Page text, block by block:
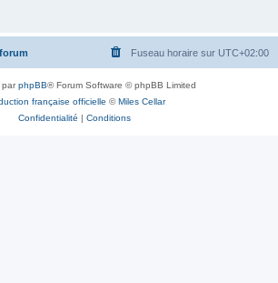
Fuseau horaire sur UTC+02:00
parphpBB® Forum Software © phpBB Limited
française officielle ©Miles Cellar
Confidentialité | Conditions